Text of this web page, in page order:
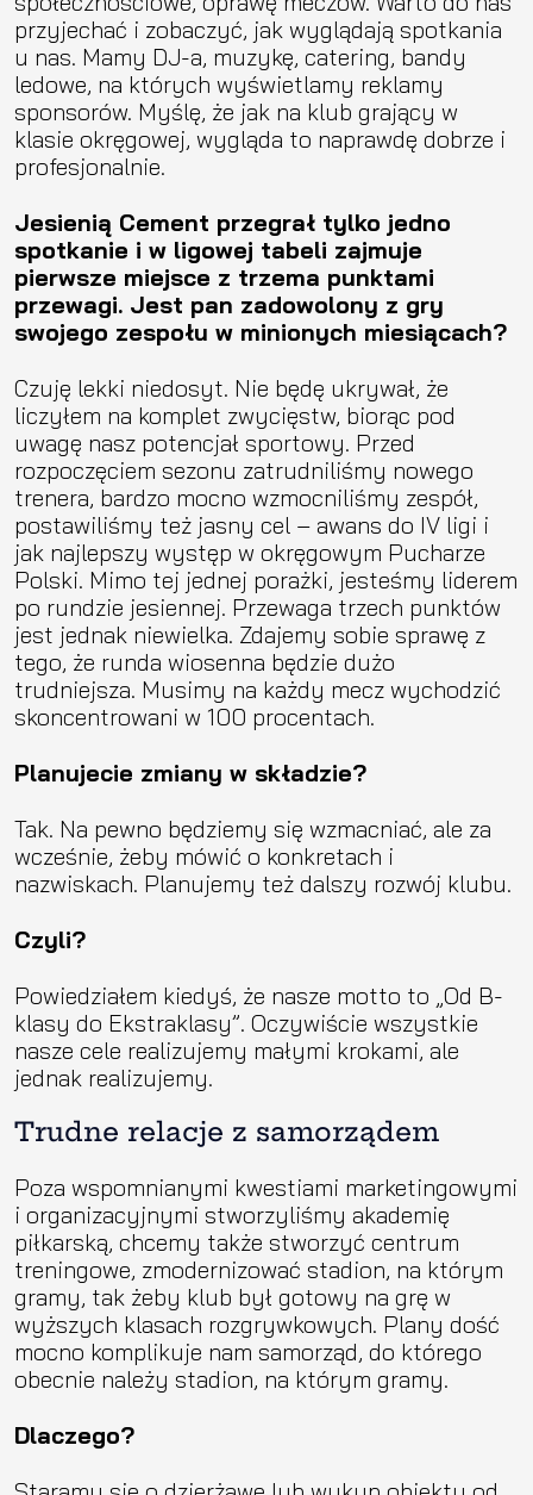
przyjechać i zobaczyć, jak wyglądają spotkania
u nas. Mamy DJ-a, muzykę, catering, bandy
ledowe, na których wyświetlamy reklamy
sponsorów. Myślę, że jak na klub grający w
klasie okręgowej, wygląda to naprawdę dobrze i
profesjonalnie.
Jesienią Cement przegrał tylko jedno
spotkanie i w ligowej tabeli zajmuje
pierwsze miejsce z trzema punktami
przewagi. Jest pan zadowolony z gry
swojego zespołu w minionych miesiącach?
Czuję lekki niedosyt. Nie będę ukrywał, że
liczyłem na komplet zwycięstw, biorąc pod
uwagę nasz potencjał sportowy. Przed
rozpoczęciem sezonu zatrudniliśmy nowego
trenera, bardzo mocno wzmocniliśmy zespół,
postawiliśmy też jasny cel – awans do IV ligi i
jak najlepszy występ w okręgowym Pucharze
Polski. Mimo tej jednej porażki, jesteśmy liderem
po rundzie jesiennej. Przewaga trzech punktów
jest jednak niewielka. Zdajemy sobie sprawę z
tego, że runda wiosenna będzie dużo
trudniejsza. Musimy na każdy mecz wychodzić
skoncentrowani w 100 procentach.
Planujecie zmiany w składzie?
Tak. Na pewno będziemy się wzmacniać, ale za
wcześnie, żeby mówić o konkretach i
nazwiskach. Planujemy też dalszy rozwój klubu.
Czyli?
Powiedziałem kiedyś, że nasze motto to „Od B-
klasy do Ekstraklasy”. Oczywiście wszystkie
nasze cele realizujemy małymi krokami, ale
jednak realizujemy.
Trudne relacje z samorządem
Poza wspomnianymi kwestiami marketingowymi
i organizacyjnymi stworzyliśmy akademię
piłkarską, chcemy także stworzyć centrum
treningowe, zmodernizować stadion, na którym
gramy, tak żeby klub był gotowy na grę w
wyższych klasach rozgrywkowych. Plany dość
mocno komplikuje nam samorząd, do którego
obecnie należy stadion, na którym gramy.
Dlaczego?